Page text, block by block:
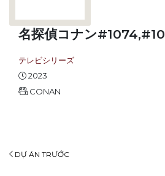
名探偵コナン
テレビシリーズ
2023
CONAN
DỰ ÁN TRƯỚC